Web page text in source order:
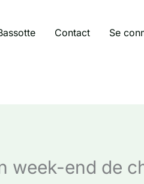
Contact Se
week-end de